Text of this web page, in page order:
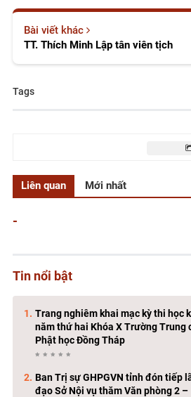
Bài viết khác
TT. Thích Minh Lập tân viên tịch
Tags
Liên quan Mới nhất
-
Tin nổi bật
Trang nghiêm khai mạc kỳ thi học
năm thứ hai Khóa X Trường Trung
Phật học Đồng Tháp
Ban Trị sự GHPGVN tỉnh đón tiếp
đạo Sở Nội vụ thăm Văn phòng 2 –